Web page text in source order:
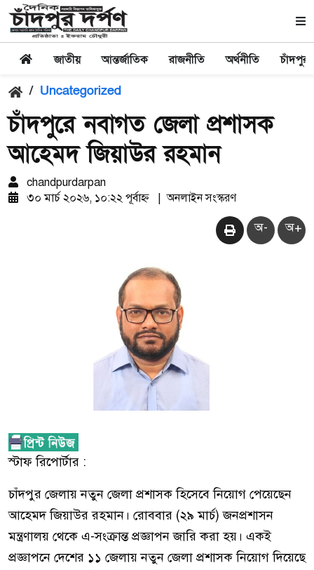
জাতীয় আন্তর্জাতিক রাজনীতি অর্থনীতি চাঁদপুর
/ Uncategorized
চাঁদপুরে নবাগত জেলা প্রশাসক
আহেমদ জিয়াউর রহমান
chandpurdarpan
৩০ মার্চ ২০২৬, ১০:২২ পূর্বাহ্ন
অনলাইন সংস্করণ
অ- অ+
স্টাফ রিপোর্টার :
চাঁদপুর জেলায় নতুন জেলা প্রশাসক হিসেবে নিয়োগ পেয়েছেন
আহেমদ জিয়াউর রহমান। রোববার (২৯ মার্চ) জনপ্রশাসন
মন্ত্রণালয় থেকে এ-সংক্রান্ত প্রজ্ঞাপন জারি করা হয়। একই
প্রজ্ঞাপনে দেশের ১১ জেলায় নতুন জেলা প্রশাসক নিয়োগ দিয়েছে